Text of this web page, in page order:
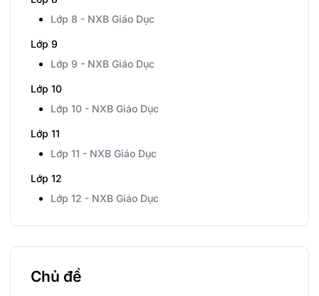
Lớp 8 - NXB Giáo Dục
Lớp 9
Lớp 9 - NXB Giáo Dục
Lớp 10
Lớp 10 - NXB Giáo Dục
Lớp 11
Lớp 11 - NXB Giáo Dục
Lớp 12
Lớp 12 - NXB Giáo Dục
Chủ đề